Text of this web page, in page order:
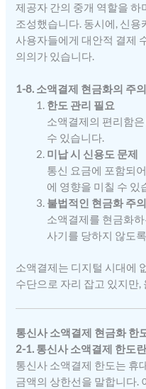
제공자 간의 중개 역할을 하
조성했습니다. 동시에, 신
사용자들에게 대안적 결제
의의가 있습니다.
1-8. 소액결제 현금화의 주
한도 관리 필요
소액결제의 편리함
수 있습니다.
미납 시 신용도 문제
통신 요금에 포함되
에 영향을 미칠 수 있
불법적인 현금화 주의
소액결제를 현금화
사기를 당하지 않도
소액결제는 디지털 시대에
수단으로 자리 잡고 있지만
통신사 소액결제 현금화 한
2-1. 통신사 소액결제 한도
통신사 소액결제 한도는 휴
금액의 상한선을 말합니다.